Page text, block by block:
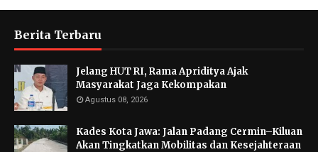
Berita Terbaru
Jelang HUT RI, Rama Apriditya Ajak
Masyarakat Jaga Kekompakan
Agustus 08, 2026
Kades Kota Jawa: Jalan Padang Cermin–Kiluan
Akan Tingkatkan Mobilitas dan Kesejahteraan